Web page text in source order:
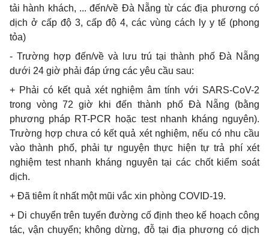
tải hành khách, ... đến/về Đà Nẵng từ các địa phương có
dịch ở cấp độ 3, cấp độ 4, các vùng cách ly y tế (phong
tỏa)
- Trường hợp đến/về và lưu trú tại thành phố Đà Nẵng
dưới 24 giờ phải đáp ứng các yêu cầu sau:
+ Phải có kết quả xét nghiệm âm tính với SARS-CoV-2
trong vòng 72 giờ khi đến thành phố Đà Nẵng (bằng
phương pháp RT-PCR hoặc test nhanh kháng nguyên).
Trường hợp chưa có kết quả xét nghiệm, nếu có nhu cầu
vào thành phố, phải tự nguyện thực hiện tự trả phí xét
nghiệm test nhanh kháng nguyên tại các chốt kiểm soát
dịch.
+ Đã tiêm ít nhất một mũi vắc xin phòng COVID-19.
+ Di chuyển trên tuyến đường cố định theo kế hoạch công
tác, vận chuyển; không dừng, đỗ tại địa phương có dịch